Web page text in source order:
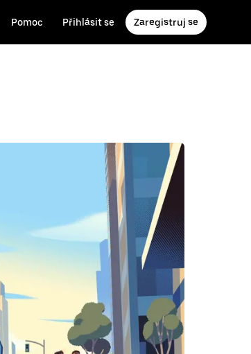
Pomoc Přihlásit se Zaregistruj se